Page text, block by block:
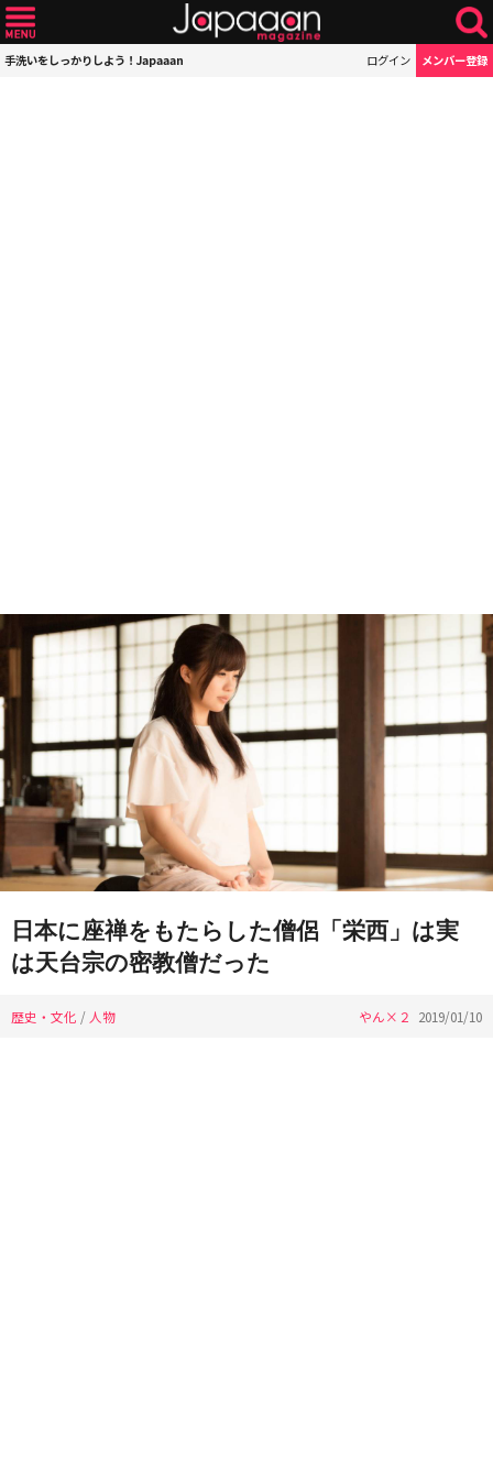
手洗いをしっかりしよう！Japaaan ログイン メンバー登録
日本に座禅をもたらした僧侶「栄西」は実
は天台宗の密教僧だった
歴史・文化 / 人物 やん×２ 2019/01/10